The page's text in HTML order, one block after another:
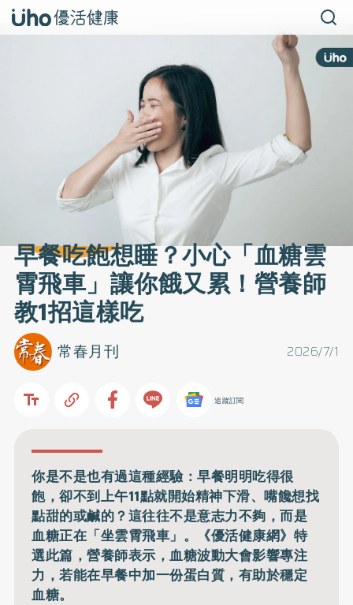
早餐吃飽想睡？小心「血糖雲
霄飛車」讓你餓又累！營養師
教1招這樣吃
2026/7/1
常春月刊
追蹤訂閱
你是不是也有過這種經驗：早餐明明吃得很
飽，卻不到上午11點就開始精神下滑、嘴饞想找
點甜的或鹹的？這往往不是意志力不夠，而是
血糖正在「坐雲霄飛車」。《優活健康網》特
選此篇，營養師表示，血糖波動大會影響專注
力，若能在早餐中加一份蛋白質，有助於穩定
血糖。